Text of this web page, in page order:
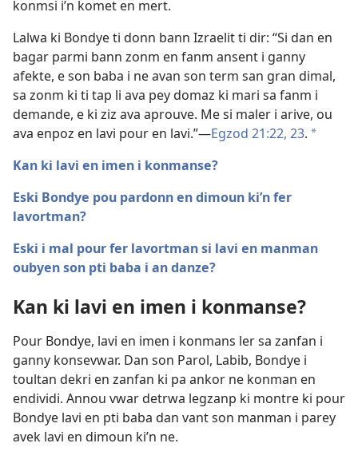
konmsi i’n komet en mert.
Lalwa ki Bondye ti donn bann Izraelit ti dir: “Si dan en
bagar parmi bann zonm en fanm ansent i ganny
afekte, e son baba i ne avan son term san gran dimal,
sa zonm ki ti tap li ava pey domaz ki mari sa fanm i
demande, e ki ziz ava aprouve. Me si maler i arive, ou
ava enpoz en lavi pour en lavi.”​—Egzod 21:22, 23. a
Kan ki lavi en imen i konmanse?
Eski Bondye pou pardonn en dimoun ki’n fer
lavortman?
Eski i mal pour fer lavortman si lavi en manman
oubyen son pti baba i an danze?
Kan ki lavi en imen i konmanse?
Pour Bondye, lavi en imen i konmans ler sa zanfan i
ganny konsevwar. Dan son Parol, Labib, Bondye i
toultan dekri en zanfan ki pa ankor ne konman en
endividi. Annou vwar detrwa legzanp ki montre ki pour
Bondye lavi en pti baba dan vant son manman i parey
avek lavi en dimoun ki’n ne.